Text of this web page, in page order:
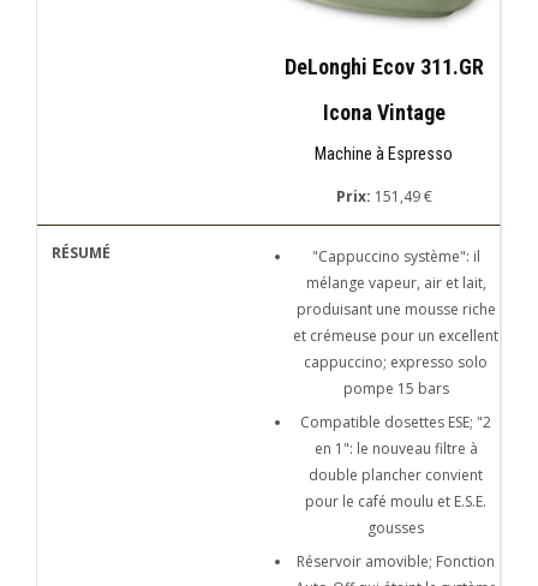
DeLonghi Ecov 311.GR
Icona Vintage
Machine à Espresso
Prix: 151,49 €
"Cappuccino système": il
mélange vapeur, air et lait,
produisant une mousse riche
et crémeuse pour un excellent
cappuccino; expresso solo
pompe 15 bars
Compatible dosettes ESE; "2
en 1": le nouveau filtre à
double plancher convient
pour le café moulu et E.S.E.
gousses
Réservoir amovible; Fonction